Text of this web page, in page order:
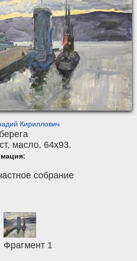
Кириллович
, масло, 64x93.
собрание
Фрагмент 1